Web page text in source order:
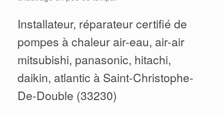
Installateur, réparateur certifié de
pompes à chaleur air-eau, air-air
mitsubishi, panasonic, hitachi,
daikin, atlantic à Saint-Christophe-
De-Double (33230)